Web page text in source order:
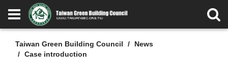
Taiwan Green Building Council
News
Case introduction